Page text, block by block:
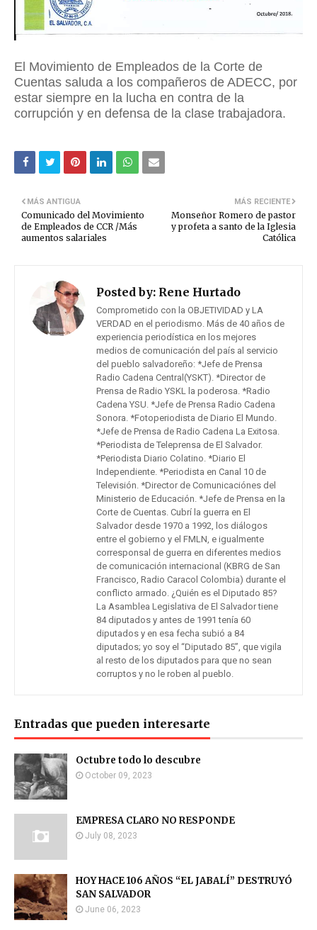
El Movimiento de Empleados de la Corte de
Cuentas saluda a los compañeros de ADECC, por
estar siempre en la lucha en contra de la
corrupción y en defensa de la clase trabajadora.
MÁS RECIENTE
Monseñor Romero de pastor
y profeta a santo de la Iglesia
Católica
MÁS ANTIGUA
Comunicado del Movimiento
de Empleados de CCR /Más
aumentos salariales
Posted by: Rene Hurtado
Comprometido con la OBJETIVIDAD y LA
VERDAD en el periodismo. Más de 40 años de
experiencia periodística en los mejores
medios de comunicación del país al servicio
del pueblo salvadoreño: *Jefe de Prensa
Radio Cadena Central(YSKT). *Director de
Prensa de Radio YSKL la poderosa. *Radio
Cadena YSU. *Jefe de Prensa Radio Cadena
Sonora. *Fotoperiodista de Diario El Mundo.
*Jefe de Prensa de Radio Cadena La Exitosa.
*Periodista de Teleprensa de El Salvador.
*Periodista Diario Colatino. *Diario El
Independiente. *Periodista en Canal 10 de
Televisión. *Director de Comunicaciónes del
Ministerio de Educación. *Jefe de Prensa en la
Corte de Cuentas. Cubrí la guerra en El
Salvador desde 1970 a 1992, los diálogos
entre el gobierno y el FMLN, e igualmente
corresponsal de guerra en diferentes medios
de comunicación internacional (KBRG de San
Francisco, Radio Caracol Colombia) durante el
conflicto armado. ¿Quién es el Diputado 85?
La Asamblea Legislativa de El Salvador tiene
84 diputados y antes de 1991 tenía 60
diputados y en esa fecha subió a 84
diputados; yo soy el “Diputado 85”, que vigila
al resto de los diputados para que no sean
corruptos y no le roben al pueblo.
Entradas que pueden interesarte
Octubre todo lo descubre
October 09, 2023
EMPRESA CLARO NO RESPONDE
July 08, 2023
HOY HACE 106 AÑOS “EL JABALÍ” DESTRUYÓ
SAN SALVADOR
June 06, 2023